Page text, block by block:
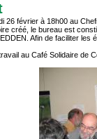
26 février à 18h00 au
créé, le bureau est
Afin de faciliter
au Café Solidaire de